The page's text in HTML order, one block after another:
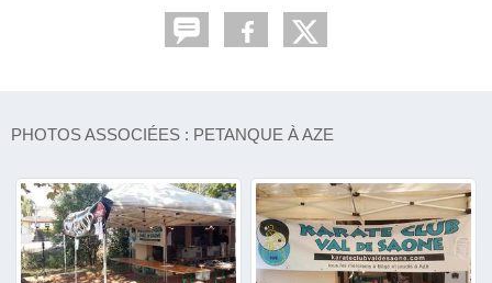
PHOTOS ASSOCIÉES : PETANQUE À AZE